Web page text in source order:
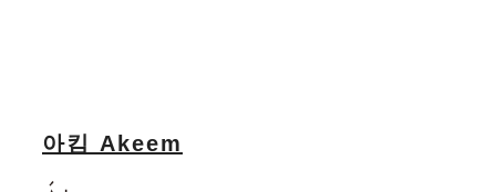
아킴 Akeem